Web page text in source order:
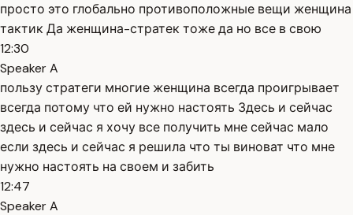
просто это глобально противоположные вещи женщина
тактик Да женщина-стратек тоже да но все в свою
12:30
Speaker A
пользу стратеги многие женщина всегда проигрывает
всегда потому что ей нужно настоять Здесь и сейчас
здесь и сейчас я хочу все получить мне сейчас мало
если здесь и сейчас я решила что ты виноват что мне
нужно настоять на своем и забить
12:47
Speaker A